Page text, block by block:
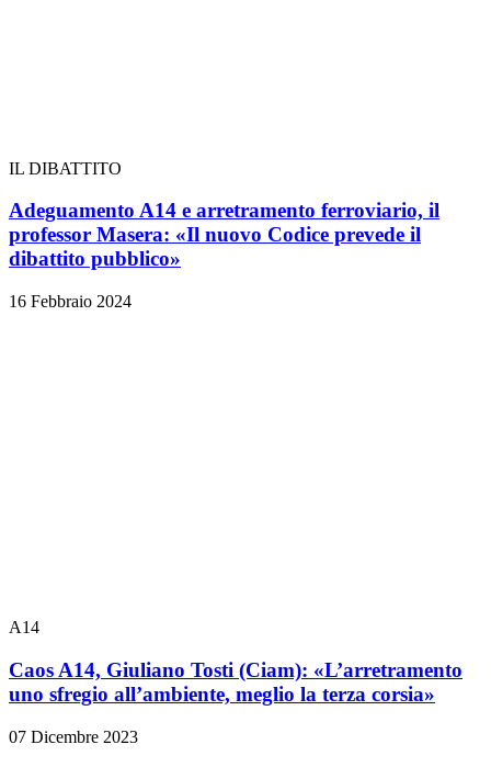
IL DIBATTITO
Adeguamento A14 e arretramento ferroviario, il
professor Masera: «Il nuovo Codice prevede il
dibattito pubblico»
16 Febbraio 2024
A14
Caos A14, Giuliano Tosti (Ciam): «L’arretramento
uno sfregio all’ambiente, meglio la terza corsia»
07 Dicembre 2023